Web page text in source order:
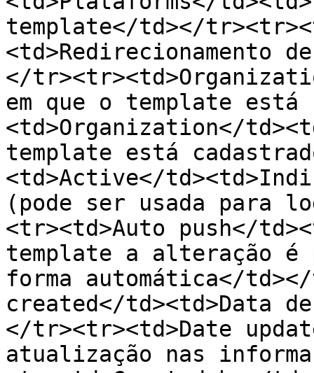
template</td></
<td>Redirecionamento
</
em que o template
<td>Organization</
template está
<td>Active</
(pode ser usada para
<tr><td>Auto push</
template a alteração é
forma automática</
created</td><td>Data
</tr><tr><td>Date
atualização nas